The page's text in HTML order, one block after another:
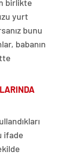
birlikte
yurt
bunu
babanın
ifade